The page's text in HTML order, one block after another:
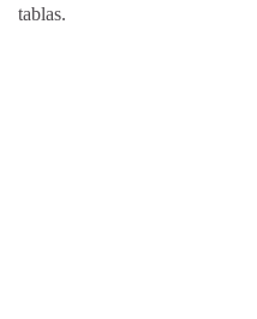
tablas.